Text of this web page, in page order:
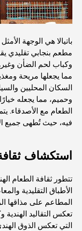
صالات رياضية في
البدنية بأسلوب
أندر سيارة في
منصات التداول في
العصريين
نادي شاطئ
الأمور
المخطط الرئيسي
مطعم دار أوبرا
باتيالا هي الوجهة
مطعم بنجابي تقليدي
وكباب لحم الضأن
مما يجعلها مريحة
السكان المحليين
وحميم، مما يجعله خيارًا
الطعام مع الأصدقاء.
فيه، حيث تُطهى جميع
استكشاف
تتطور ثقافة الطعام
الأطباق التقليدية
المطاعم على مذاقها
تعكس التقاليد
التي تعكس الذوق